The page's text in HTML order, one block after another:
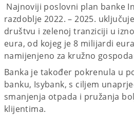
Najnoviji poslovni plan banke
razdoblje 2022. – 2025.
društvu i zelenoj tranziciji u
eura, od kojeg je 8 milijardi
namijenjeno za kružno
Banka je također pokrenula u
banku, Isybank, s ciljem
smanjenja otpada i pružanja
klijentima.